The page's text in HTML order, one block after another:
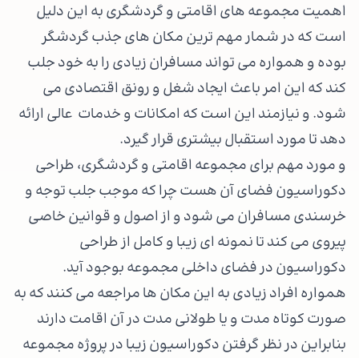
اهمیت مجموعه های اقامتی و گردشگری به این دلیل
است که در شمار مهم ترین مکان های جذب گردشگر
بوده و همواره می تواند مسافران زیادی را به خود جلب
کند که این امر باعث ایجاد شغل و رونق اقتصادی می
شود. و نیازمند این است که امکانات و خدمات عالی ارائه
دهد تا مورد استقبال بیشتری قرار گیرد.
و مورد مهم برای مجموعه اقامتی و گردشگری، طراحی
دکوراسیون فضای آن هست چرا که موجب جلب توجه و
خرسندی مسافران می شود و از اصول و قوانین خاصی
پیروی می کند تا نمونه ای زیبا و کامل از طراحی
دکوراسیون در فضای داخلی مجموعه بوجود آید.
همواره افراد زیادی به این مکان ها مراجعه می کنند که به
صورت کوتاه مدت و یا طولانی مدت در آن اقامت دارند
بنابراین در نظر گرفتن دکوراسیون زیبا در پروژه مجموعه